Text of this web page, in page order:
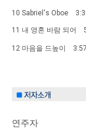
10 Sabriel's Oboe
11 내 영혼 바람 되어
12 마음을 드높이 3:57
연주자